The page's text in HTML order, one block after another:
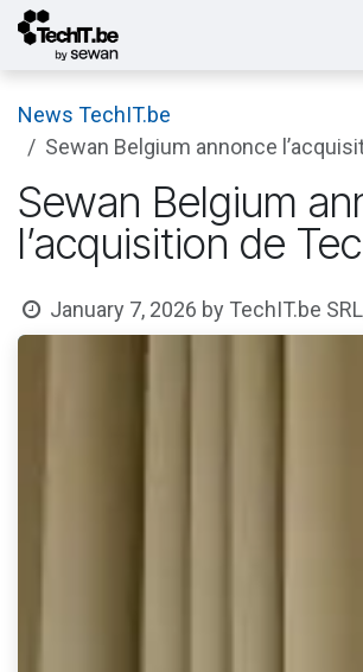
Skip to Content
News TechIT.be
Sewan Belgium annonce
Sewan Belgium
l’acquisition de
January 7, 2026 by TechIT.be